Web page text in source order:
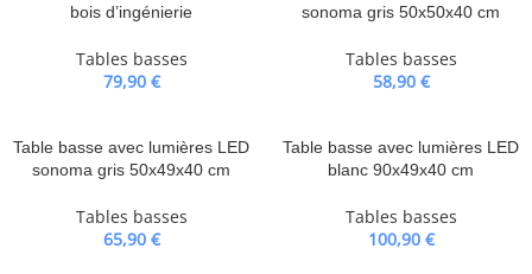
bois d’ingénierie
Tables basses
79,90 €
sonoma gris 50x50x40 cm
Tables basses
58,90 €
Table basse avec lumières LED
sonoma gris 50x49x40 cm
Tables basses
65,90 €
Table basse avec lumières LED
blanc 90x49x40 cm
Tables basses
100,90 €